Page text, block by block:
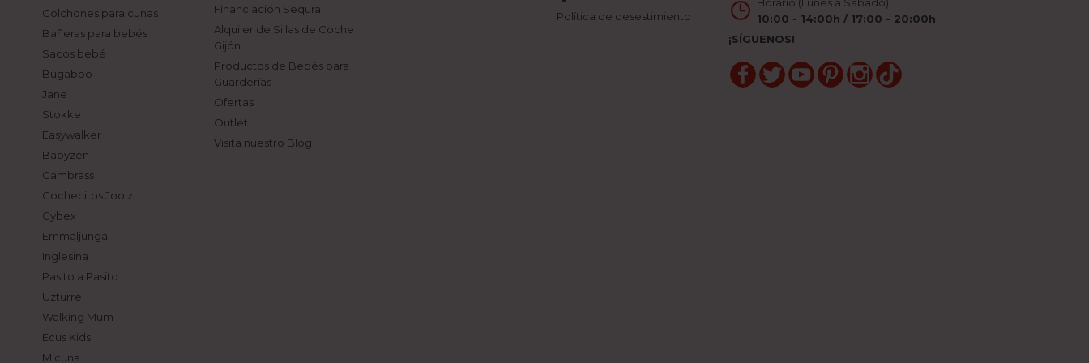
Colchones para cunas
Bañeras para bebés
Sacos bebé
Bugaboo
Jane
Stokke
Easywalker
Babyzen
Cambrass
Cochecitos Joolz
Cybex
Emmaljunga
Inglesina
Pasito a Pasito
Uzturre
Walking Mum
Ecus Kids
Micuna
Financiación Sequra
Alquiler de Sillas de Coche
Gijón
Productos de Bebés para
Guarderías
Ofertas
Outlet
Visita nuestro Blog
Política de desestimiento
Horario (Lunes a Sábado):
10:00 - 14:00h / 17:00 - 20:00h
¡SÍGUENOS!
Facebook
TwitterYouTubePinterestInstagram
TikTok